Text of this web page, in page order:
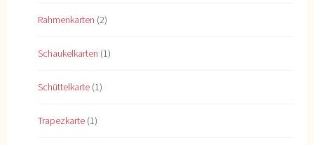
Rahmenkarten (2)
Schaukelkarten (1)
Schüttelkarte (1)
Trapezkarte (1)